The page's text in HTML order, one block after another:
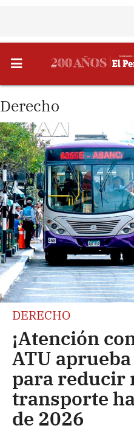
Derecho
DERECHO
¡Atención
ATU
para reducir
transporte
de 2026